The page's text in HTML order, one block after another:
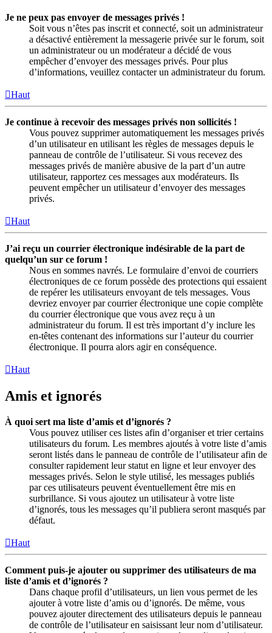
Je ne peux pas envoyer de messages privés !
Soit vous n’êtes pas inscrit et connecté, soit un administrateur
a désactivé entièrement la messagerie privée sur le forum, soit
un administrateur ou un modérateur a décidé de vous
empêcher d’envoyer des messages privés. Pour plus
d’informations, veuillez contacter un administrateur du forum.
Haut
Je continue à recevoir des messages privés non sollicités !
Vous pouvez supprimer automatiquement les messages privés
d’un utilisateur en utilisant les règles de messages depuis le
panneau de contrôle de l’utilisateur. Si vous recevez des
messages privés de manière abusive de la part d’un autre
utilisateur, rapportez ces messages aux modérateurs. Ils
peuvent empêcher un utilisateur d’envoyer des messages
privés.
Haut
J’ai reçu un courrier électronique indésirable de la part de
quelqu’un sur ce forum !
Nous en sommes navrés. Le formulaire d’envoi de courriers
électroniques de ce forum possède des protections qui essaient
de repérer les utilisateurs envoyant de tels messages. Vous
devriez envoyer par courrier électronique une copie complète
du courrier électronique que vous avez reçu à un
administrateur du forum. Il est très important d’y inclure les
en-têtes contenant des informations sur l’auteur du courrier
électronique. Il pourra alors agir en conséquence.
Haut
Amis et ignorés
À quoi sert ma liste d’amis et d’ignorés ?
Vous pouvez utiliser ces listes afin d’organiser et trier certains
utilisateurs du forum. Les membres ajoutés à votre liste d’amis
seront listés dans le panneau de contrôle de l’utilisateur afin de
consulter rapidement leur statut en ligne et leur envoyer des
messages privés. Selon le style utilisé, les messages publiés
par ces utilisateurs peuvent éventuellement être mis en
surbrillance. Si vous ajoutez un utilisateur à votre liste
d’ignorés, tous les messages qu’il publiera seront masqués par
défaut.
Haut
Comment puis-je ajouter ou supprimer des utilisateurs de ma
liste d’amis et d’ignorés ?
Dans chaque profil d’utilisateurs, un lien vous permet de les
ajouter à votre liste d’amis ou d’ignorés. De même, vous
pouvez ajouter directement des utilisateurs depuis le panneau
de contrôle de l’utilisateur en saisissant leur nom d’utilisateur.